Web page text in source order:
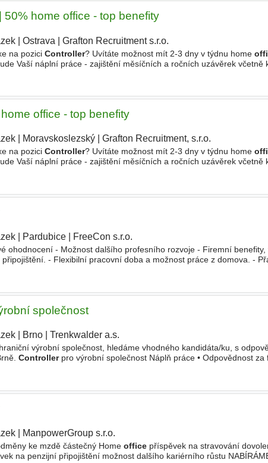
50% home office - top benefity
| Ostrava Grafton Recruitment s.r.o.
na pozici Controller? Uvítáte možnost mít 2-3 dny v týdnu home
Vaší náplní práce - zajištění měsíčních a ročních uzávěrek včetně
office - top benefity
| Moravskoslezský| Grafton Recruitment, s.r.o.
na pozici Controller? Uvítáte možnost mít 2-3 dny v týdnu home
Vaší náplní práce - zajištění měsíčních a ročních uzávěrek včetně
| Pardubice| FreeCon s.r.o.
ohodnocení - Možnost dalšího profesního rozvoje - Firemní
- Flexibilní pracovní doba a možnost práce z domova. -
společnost
| Brno| Trenkwalder a.s.
výrobní společnost, hledáme vhodného kandidáta/ku, s
Controllerpro výrobní společnost Náplň práce • Odpovědnost za
| ManpowerGroup s.r.o.
ke mzdě částečný Home officepříspěvek na stravování
na penzijní připojištění možnost dalšího kariérního růstu